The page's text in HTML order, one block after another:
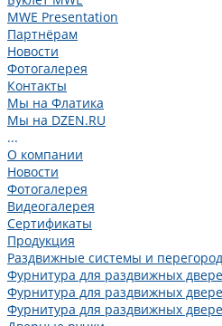
MWE Presentation
Партнёрам
Новости
Фотогалерея
Контакты
Мы на Флатика
Мы на DZEN.RU
...
О компании
Новости
Фотогалерея
Видеогалерея
Сертификаты
Продукция
Раздвижные системы и
Фурнитура для раздвижных
Фурнитура для раздвижных
Фурнитура для раздвижных